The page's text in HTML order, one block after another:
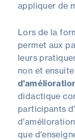
appliquer de
Lors de la
permet aux
leurs
non et
didactique
participants
que